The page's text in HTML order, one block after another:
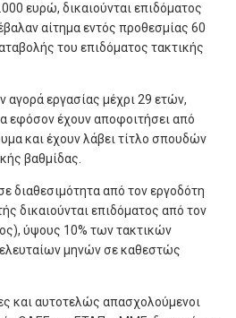
ευρώ, δικαιούνται επιδόματος
αίτημα εντός προθεσμίας 60
του επιδόματος τακτικής
αγορά εργασίας μέχρι 29 ετών,
εφόσον έχουν αποφοιτήσει από
και έχουν λάβει τίτλο σπουδών
βαθμίδας.
διαθεσιμότητα από τον εργοδότη
δικαιούνται επιδόματος από τον
ύψους 10% των τακτικών
μηνών σε καθεστώς
και αυτοτελώς απασχολούμενοι